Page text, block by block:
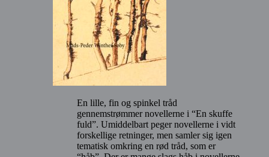
En lille, fin og spinkel tråd
gennemstrømmer novellerne i “En skuffe
fuld”. Umiddelbart peger novellerne i vidt
forskellige retninger, men samler sig igen
tematisk omkring en rød tråd, som er